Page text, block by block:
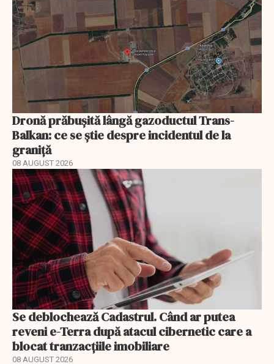
Dronă prăbușită lângă gazoductul Trans-
Balkan: ce se știe despre incidentul de la
graniță
08 AUGUST 2026
Se deblochează Cadastrul. Când ar putea
reveni e-Terra după atacul cibernetic care a
blocat tranzacțiile imobiliare
08 AUGUST 2026